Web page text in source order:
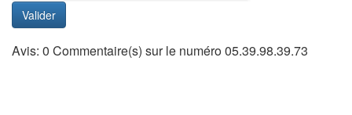
Valider
Avis: 0 Commentaire(s) sur le numéro 05.39.98.39.73